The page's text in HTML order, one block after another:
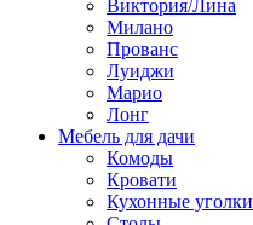
Виктория/Лина
Милано
Прованс
Луиджи
Марио
Лонг
Мебель для дачи
Комоды
Кровати
Кухонные уголки